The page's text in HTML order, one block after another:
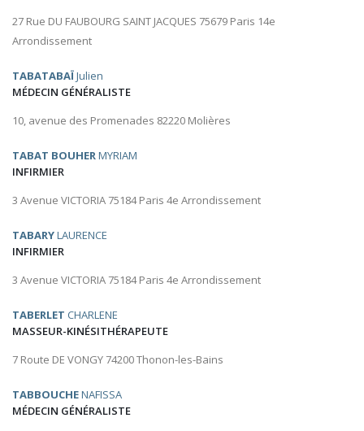
27 Rue DU FAUBOURG SAINT JACQUES 75679 Paris 14e
Arrondissement
TABATABAÏJulien
MÉDECIN GÉNÉRALISTE
10, avenue des Promenades 82220 Molières
TABAT BOUHERMYRIAM
INFIRMIER
3 Avenue VICTORIA 75184 Paris 4e Arrondissement
TABARYLAURENCE
INFIRMIER
3 Avenue VICTORIA 75184 Paris 4e Arrondissement
TABERLET CHARLENE
MASSEUR-KINÉSITHÉRAPEUTE
7 Route DE VONGY 74200 Thonon-les-Bains
TABBOUCHENAFISSA
MÉDECIN GÉNÉRALISTE